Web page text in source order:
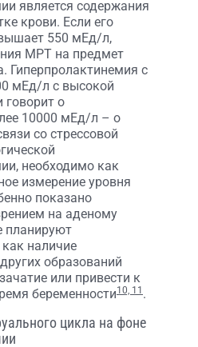
является содержания
крови. Если его
550 мЕд/л,
МРТ на предмет
Гиперпролактинемия с
мЕд/л с высокой
говорит о
10000 мЕд/л – о
со стрессовой
необходимо как
измерение уровня
показано
на аденому
планируют
наличие
образований
или привести к
беременности10, 11 .
цикла на фоне